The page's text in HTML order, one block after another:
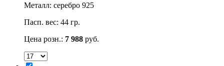
Металл: серебро 925
Пасп. вес: 44 гр.
Цена розн.: 7 988 руб.